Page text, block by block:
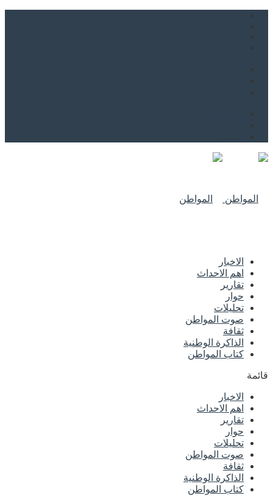
الاخبار
اهم الاحداث
تقارير
حوار
تحليلات
صوت المواطن
ثقافة
الذاكرة الوطنية
كتاب المواطن
قائمة
الاخبار
اهم الاحداث
تقارير
حوار
تحليلات
صوت المواطن
ثقافة
الذاكرة الوطنية
كتاب المواطن